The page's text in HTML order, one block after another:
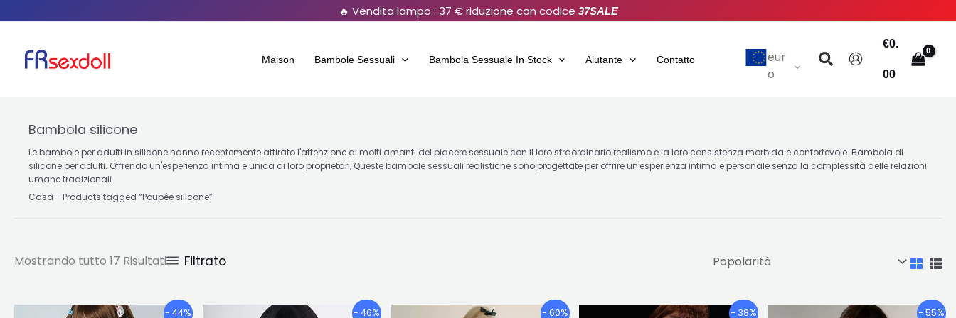
contenuto
🔥 Vendita lampo : 37 € riduzione con codice 37SALE
Maison Bambole Sessuali Bambola Sessuale In Stock Aiutante Contatto
eur
o
Ricerca
€0.
00
Bambola silicone
Le bambole per adulti in silicone hanno recentemente attirato l'attenzione di molti amanti del piacere sessuale con il loro straordinario realismo e la loro consistenza morbida e confortevole. Bambola di
silicone per adulti. Offrendo un'esperienza intima e unica ai loro proprietari, Queste bambole sessuali realistiche sono progettate per offrire un'esperienza intima e personale senza la complessità delle relazioni
umane tradizionali.
Casa - Products tagged “Poupée silicone”
Mostrando tutto 17 Risultati Filtrato
- 44%
FasciaQuesto
- 46%
FasciaQuesto
- 60%
Questo
- 38%
Fascia
Questo
- 55%
FasciaQuesto